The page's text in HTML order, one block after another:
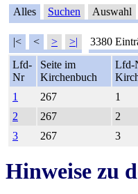
Alles Suchen Auswahl
|< < > >| 3380
Lfd-
Nr
Seite im
Kirchenbuch
Lfd-
1
267 1
2
267 2
3
267 3
Hinweise zu